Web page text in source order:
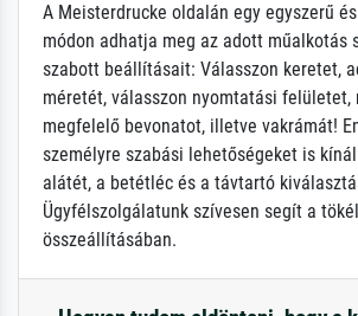
A Meisterdrucke oldalán egy egyszerű
módon adhatja meg az adott műalkotás
szabott beállításait: Válasszon keretet,
méretét, válasszon nyomtatási felületet,
megfelelő bevonatot, illetve vakrámát!
személyre szabási lehetőségeket is
alátét, a betétléc és a távtartó
Ügyfélszolgálatunk szívesen segít a
összeállításában.